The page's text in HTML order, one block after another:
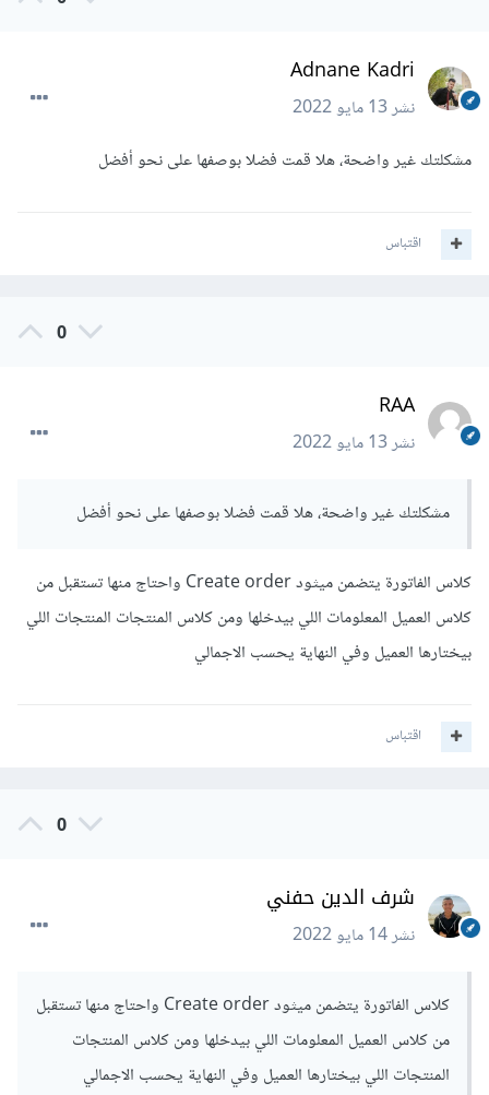
Adnane Kadri
نشر13 مايو 2022
مشكلتك غير واضحة، هلا قمت فضلا بوصفها على نحو أفضل
اقتباس
0
RAA
نشر13 مايو 2022
مشكلتك غير واضحة، هلا قمت فضلا بوصفها على نحو أفضل
كلاس الفاتورة يتضمن ميثود Create order واحتاج منها تستقبل من
كلاس العميل المعلومات اللي بيدخلها ومن كلاس المنتجات المنتجات اللي
بيختارها العميل وفي النهاية يحسب الاجمالي
اقتباس
0
شرف الدين حفني
نشر14 مايو 2022
كلاس الفاتورة يتضمن ميثود Create order واحتاج منها تستقبل
من كلاس العميل المعلومات اللي بيدخلها ومن كلاس المنتجات
المنتجات اللي بيختارها العميل وفي النهاية يحسب الاجمالي